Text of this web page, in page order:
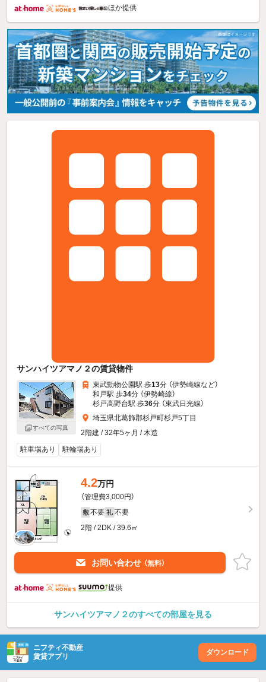
ほか提供
サンハイツアマノ２の賃貸物件
すべての写真
東武動物公園駅 歩13分 （伊勢崎線など）
和戸駅 歩34分 （伊勢崎線）
杉戸高野台駅 歩36分 （東武日光線）
埼玉県北葛飾郡杉戸町杉戸5丁目
2階建 / 32年5ヶ月 / 木造
駐車場あり
駐輪場あり
4.2万円
（管理費3,000円）
敷 不要 礼 不要
2階 / 2DK / 39.6㎡
お問い合わせ （無料）
提供
サンハイツアマノ２のすべての部屋を見る
ニフティ不動産
賃貸アプリ
ダウンロード